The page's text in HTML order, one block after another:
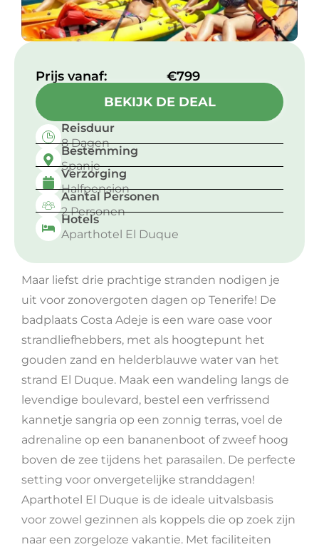
Prijs vanaf:​
€799
BEKIJK DE DEAL
Reisduur
8 Dagen
Bestemming
Spanje
Verzorging
Halfpension
Aantal Personen
2 Personen
Hotels
Aparthotel El Duque
Maar liefst drie prachtige stranden nodigen je
uit voor zonovergoten dagen op Tenerife! De
badplaats Costa Adeje is een ware oase voor
strandliefhebbers, met als hoogtepunt het
gouden zand en helderblauwe water van het
strand El Duque. Maak een wandeling langs de
levendige boulevard, bestel een verfrissend
kannetje sangria op een zonnig terras, voel de
adrenaline op een bananenboot of zweef hoog
boven de zee tijdens het parasailen. De perfecte
setting voor onvergetelijke stranddagen!
Aparthotel El Duque is de ideale uitvalsbasis
voor zowel gezinnen als koppels die op zoek zijn
naar een zorgeloze vakantie. Met faciliteiten